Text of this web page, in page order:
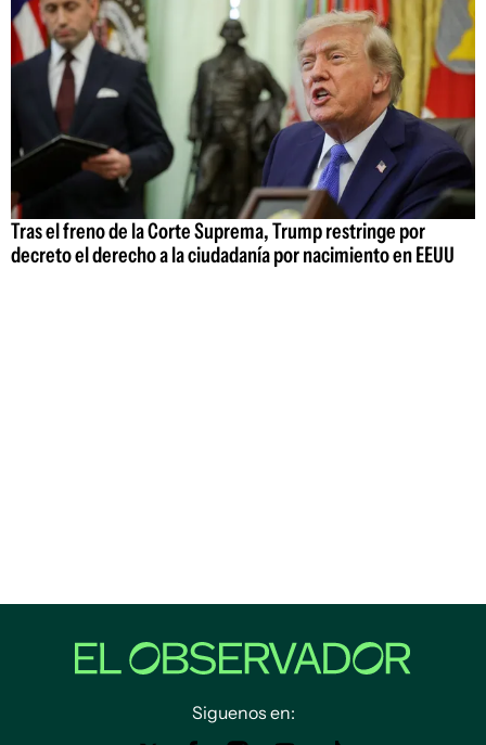
Tras el freno de la Corte Suprema, Trump restringe por
decreto el derecho a la ciudadanía por nacimiento en EEUU
Siguenos en: